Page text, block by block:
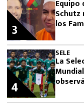
Equipo
Schutz
los
3
SELE
La
4